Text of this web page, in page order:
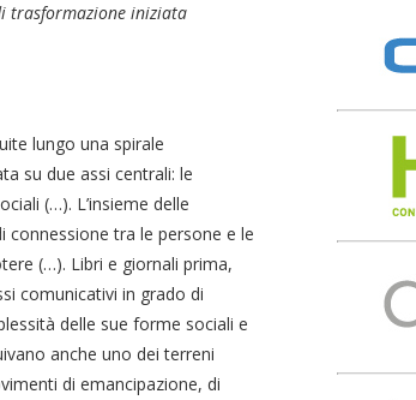
trasformazione iniziata
lungo una spirale
su due assi centrali: le
(…). L’insieme delle
tra le persone e le
(…). Libri e giornali prima,
comunicativi in grado di
delle sue forme sociali e
anche uno dei terreni
di emancipazione, di